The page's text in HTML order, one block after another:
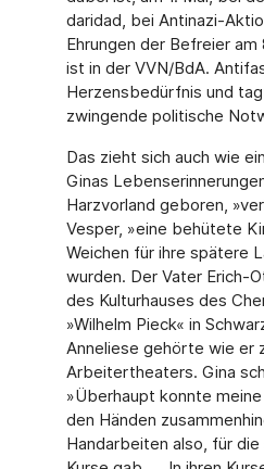
daridad, bei Antinazi-
Ehrungen der Befreier
ist in der VVN/BdA.
Herzensbedürfnis und
zwingende politische
Das zieht sich auch wie
Ginas
Harzvorland geboren,
Vesper, »eine behütete
Weichen für ihre spätere
wurden. Der Vater Erich-
des Kulturhauses des
»Wilhelm Pieck« in
Anneliese gehörte wie er
Arbeitertheaters. Gina
»Überhaupt konnte
den Händen
Handarbeiten also, für die